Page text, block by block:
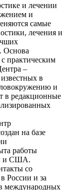
и лечении
и
самые
лечения и
Основа
практическим
–
в
и
в редакционные
на базе
работы
и США.
со
России и за
международных